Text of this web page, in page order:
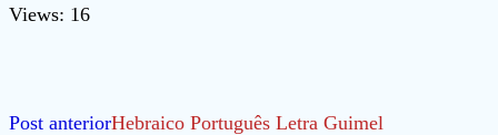
Views: 16
Leia
Post anteriorHebraico Português Letra Guimel